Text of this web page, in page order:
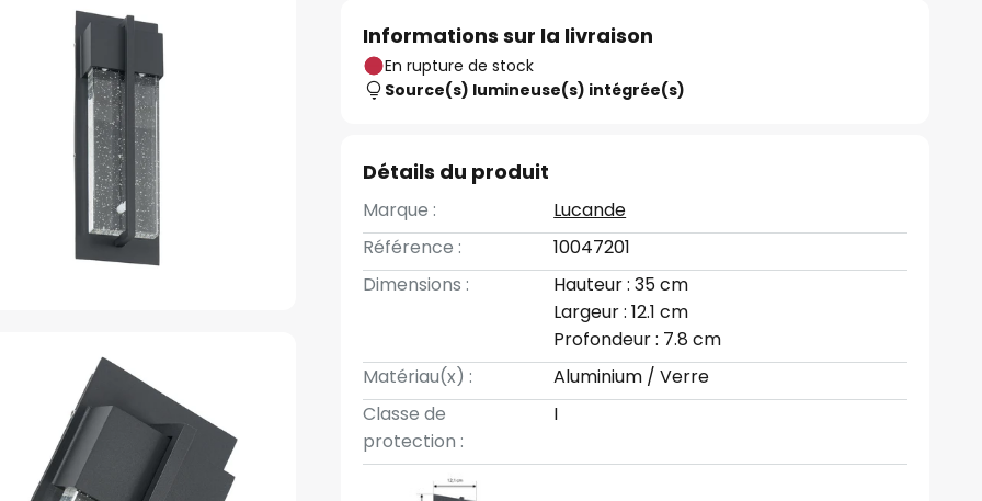
Informations sur la livraison
En rupture de stock
Source(s) lumineuse(s) intégrée(s)
Détails du produit
Marque :
Lucande
Référence :
10047201
Dimensions :
Hauteur : 35 cm
Largeur : 12.1 cm
Profondeur : 7.8 cm
Matériau(x) :
Aluminium / Verre
Classe de
protection :
I